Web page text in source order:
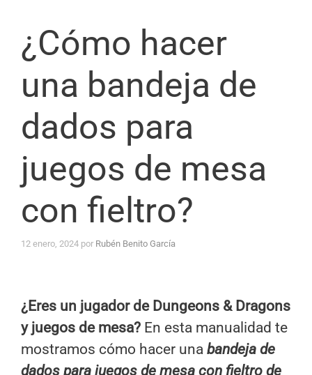
¿Cómo hacer
una bandeja de
dados para
juegos de mesa
con fieltro?
12 enero, 2024 por Rubén Benito García
¿Eres un jugador de Dungeons & Dragons
y juegos de mesa? En esta manualidad te
mostramos cómo hacer una bandeja de
dados para juegos de mesa con fieltro de